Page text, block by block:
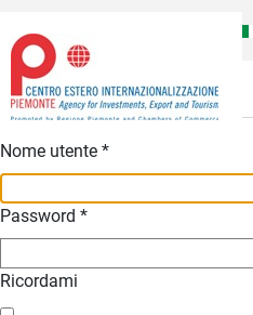
Nome utente *
Password *
Ricordami